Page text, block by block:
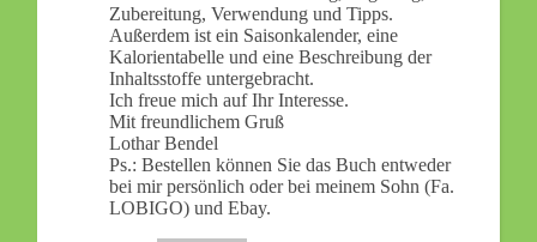
Zubereitung, Verwendung und Tipps.
Außerdem ist ein Saisonkalender, eine
Kalorientabelle und eine Beschreibung der
Inhaltsstoffe untergebracht.
Ich freue mich auf Ihr Interesse.
Mit freundlichem Gruß
Lothar Bendel
Ps.: Bestellen können Sie das Buch entweder
bei mir persönlich oder bei meinem Sohn (Fa.
LOBIGO) und Ebay.